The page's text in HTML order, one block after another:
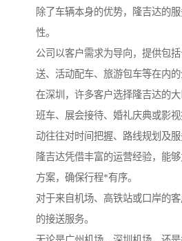
除了车辆本身的优势，隆吉达的
性。
公司以客户需求为导向，提供包
送、活动配车、旅游包车等在内的
在深圳，许多客户选择隆吉达的
班车、展会接待、婚礼庆典或影
动往往对时间把握、路线规划及服
隆吉达凭借丰富的运营经验，能
方案，确保行程*有序。
对于来自机场、高铁站或口岸的
的接送服务。